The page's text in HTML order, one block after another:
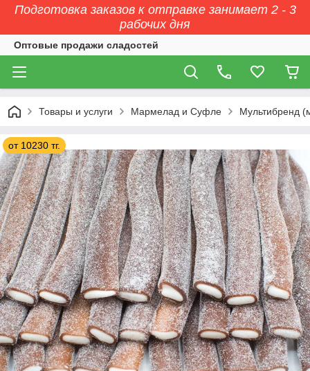
Подготовка заказов к отправке занимает 2 - 3
рабочих дня
Оптовые продажи сладостей
Товары и услуги Мармелад и Суфле Мультибренд
от 10230 тг.